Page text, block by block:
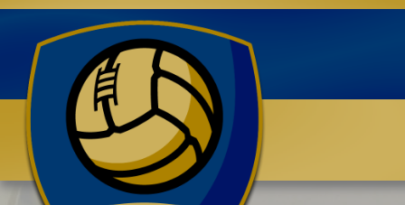
Benvenuti su HELLASTORY.net